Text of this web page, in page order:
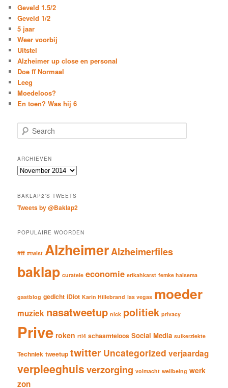
Geveld 1.5/2
Geveld 1/2
5 jaar
Weer voorbij
Uitstel
Alzheimer up close en personal
Doe ff Normaal
Leeg
Moedeloos?
En toen? Was hij 6
e
r
c
h
ARCHIEVEN
Archieven
BAKLAP2’S TWEETS
Tweets by @Baklap2
POPULAIRE WOORDEN
#ff #twist AlzheimerAlzheimerfiles
baklap curatele economie erikahkarst femke halsema
gastblog gedicht iDiot Karin Hillebrand las vegas moeder
muziek nasatweetup nick politiek privacy
Prive roken rtl4 schaamteloos Social Media suikerziekte
Techniek tweetup twitter Uncategorized verjaardag
verpleeghuisverzorging volmacht wellbeing werk
zon